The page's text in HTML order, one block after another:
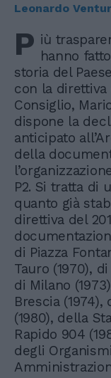
Leonardo
P iù
hanno
storia del
con la
Consiglio,
dispone la
anticipato
della
P2. Si tratta di
quanto già
direttiva del
di Piazza
Tauro (1970),
di Milano
Brescia (1974),
(1980), della
Rapido 904
degli